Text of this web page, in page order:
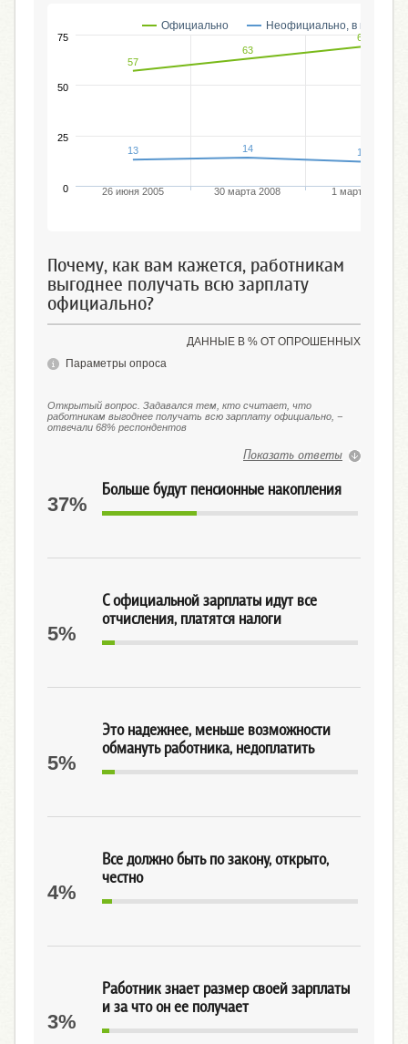
13 14 12
57
63
69
Официально Неофициально, в конверте
26 июня 2005 30 марта 2008 1 марта 2009
0
25
50
75
Почему, как вам кажется, работникам
выгоднее получать всю зарплату
официально?
ДАННЫЕ В % ОТ ОПРОШЕННЫХ
Параметры опроса
Открытый вопрос. Задавался тем, кто считает, что
работникам выгоднее получать всю зарплату официально, −
отвечали 68% респондентов
Показать ответы
Больше будут пенсионные накопления
37%
С официальной зарплаты идут все
отчисления, платятся налоги
5%
Это надежнее, меньше возможности
обмануть работника, недоплатить
5%
Все должно быть по закону, открыто,
честно
4%
Работник знает размер своей зарплаты
и за что он ее получает
3%